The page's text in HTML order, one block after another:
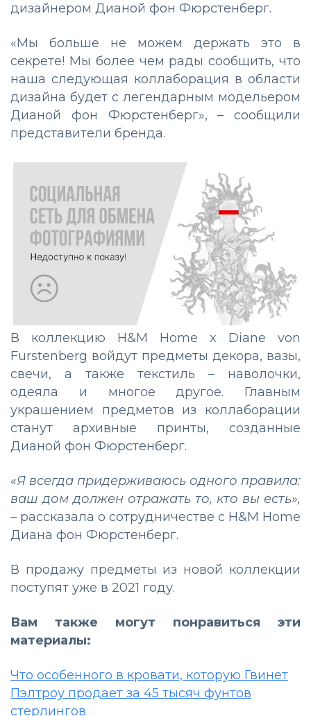
дизайнером Дианой фон Фюрстенберг.
«Мы больше не можем держать это в
секрете! Мы более чем рады сообщить, что
наша следующая коллаборация в области
дизайна будет с легендарным модельером
Дианой фон Фюрстенберг», – сообщили
представители бренда.
В коллекцию H&M Home x Diane von
Furstenberg войдут предметы декора, вазы,
свечи, а также текстиль – наволочки,
одеяла и многое другое. Главным
украшением предметов из коллаборации
станут архивные принты, созданные
Дианой фон Фюрстенберг.
«Я всегда придерживаюсь одного правила:
ваш дом должен отражать то, кто вы есть»,
– рассказала о сотрудничестве с H&M Home
Диана фон Фюрстенберг.
В продажу предметы из новой коллекции
поступят уже в 2021 году.
Вам также могут понравиться эти
материалы:
Что особенного в кровати, которую Гвинет
Пэлтроу продает за 45 тысяч фунтов
стерлингов